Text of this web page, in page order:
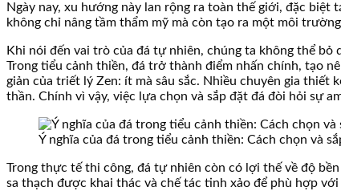
Ngày nay, xu hướng này lan rộng ra toàn thế giới, đặc
không chỉ nâng tầm thẩm mỹ mà còn tạo ra một môi
Khi nói đến vai trò của đá tự nhiên, chúng ta không thể
Trong tiểu cảnh thiền, đá trở thành điểm nhấn chính, tạo
giản của triết lý Zen: ít mà sâu sắc. Nhiều chuyên gia thiết
thần. Chính vì vậy, việc lựa chọn và sắp đặt đá đòi hỏi sự
Ý nghĩa của đá trong tiểu cảnh thiền: Cách chọn và
Trong thực tế thi công, đá tự nhiên còn có lợi thế về độ
sa thạch được khai thác và chế tác tinh xảo để phù hợp